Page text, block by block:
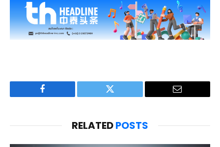
Facebook Twitter Email
RELATEDPOSTS